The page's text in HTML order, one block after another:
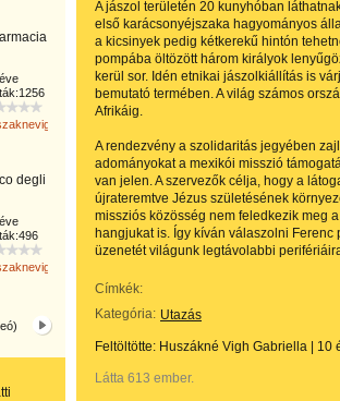
degli
A jászol területén 20 kunyhóban
első karácsonyéjszaka hagyományos
a kicsinyek pedig kétkerekű hintón
pompába öltözött három királyok
kerül sor. Idén etnikai jászolkiállítás is
bemutató termében. A világ számos
Afrikáig.
A rendezvény a szolidaritás jegyében
adományokat a mexikói misszió
van jelen. A szervezők célja, hogy a
újrateremtve Jézus születésének
missziós közösség nem feledkezik meg
hangjukat is. Így kíván válaszolni
üzenetét világunk legtávolabbi
Címkék:
Kategória: Utazás
Feltöltötte: Huszákné Vigh Gabriella 10
Látta 613 ember.